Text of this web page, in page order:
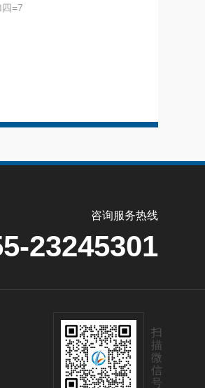
=7
咨询服务热线
23245301
扫
描
微
信
号